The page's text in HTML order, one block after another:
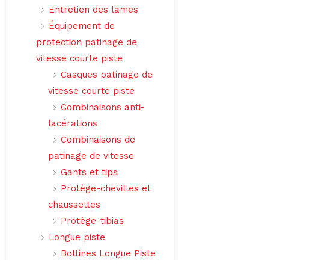
Entretien des lames
Équipement de
protection patinage de
vitesse courte piste
Casques patinage de
vitesse courte piste
Combinaisons anti-
lacérations
Combinaisons de
patinage de vitesse
Gants et tips
Protège-chevilles et
chaussettes
Protège-tibias
Longue piste
Bottines Longue Piste